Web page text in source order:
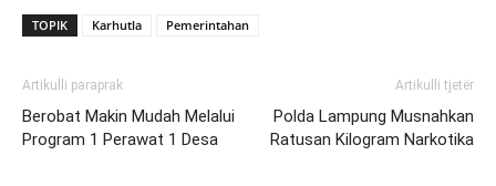
TOPIK Karhutla Pemerintahan
Artikulli paraprak
Berobat Makin Mudah Melalui
Program 1 Perawat 1 Desa
Artikulli tjetër
Polda Lampung Musnahkan
Ratusan Kilogram Narkotika